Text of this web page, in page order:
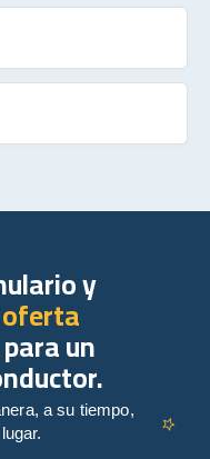
y
para un
a su tiempo,